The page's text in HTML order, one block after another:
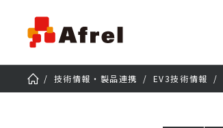
技術情報・製品連携 EV3技術情報